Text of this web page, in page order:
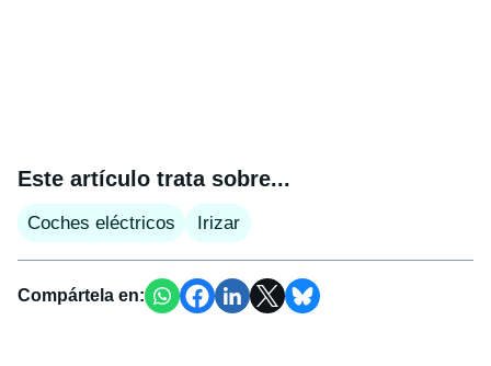
Este artículo trata sobre...
Coches eléctricos Irizar
Compártela en: